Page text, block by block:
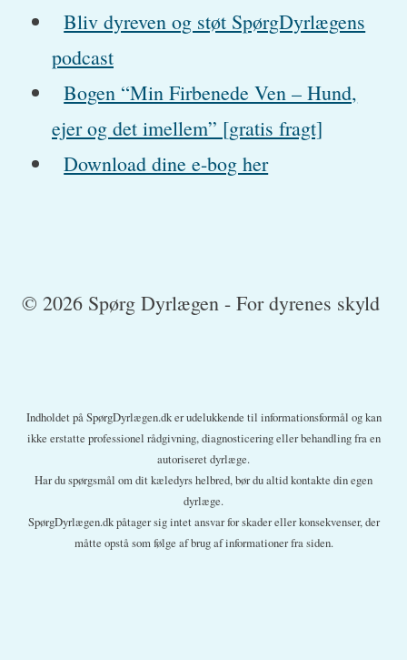
Bliv dyreven og støt SpørgDyrlægens
podcast
Bogen “Min Firbenede Ven – Hund,
ejer og det imellem” [gratis fragt]
Download dine e-bog her
© 2026 Spørg Dyrlægen - For dyrenes skyld
Indholdet på SpørgDyrlægen.dk er udelukkende til informationsformål og kan
ikke erstatte professionel rådgivning, diagnosticering eller behandling fra en
autoriseret dyrlæge.
Har du spørgsmål om dit kæledyrs helbred, bør du altid kontakte din egen
dyrlæge.
SpørgDyrlægen.dk påtager sig intet ansvar for skader eller konsekvenser, der
måtte opstå som følge af brug af informationer fra siden.